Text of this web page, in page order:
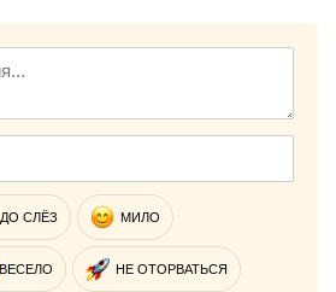
ДО СЛЁЗ МИЛО
ВЕСЕЛО НЕ ОТОРВАТЬСЯ